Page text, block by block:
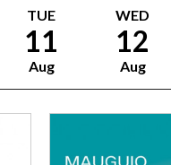
TUE
11
Aug
WED
12
Aug